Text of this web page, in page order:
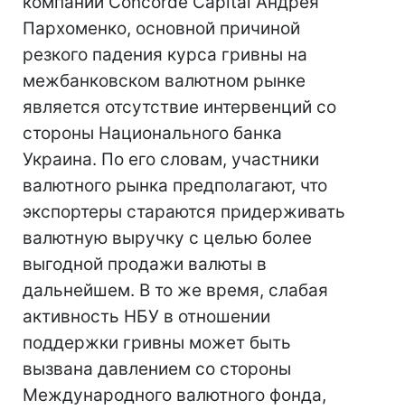
Пархоменко, основной причиной
резкого падения курса гривны на
межбанковском валютном рынке
является отсутствие интервенций со
стороны Национального банка
Украина. По его словам, участники
валютного рынка предполагают, что
экспортеры стараются придерживать
валютную выручку с целью более
выгодной продажи валюты в
дальнейшем. В то же время, слабая
активность НБУ в отношении
поддержки гривны может быть
вызвана давлением со стороны
Международного валютного фонда,